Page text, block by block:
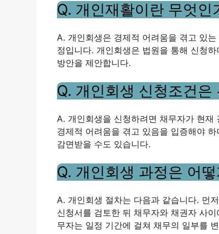
Q. 개인재활이란 무엇인
A. 개인회생은 경제적 어려움을 겪고 있
정입니다. 개인회생은 법원을 통해 신청
방안을 제안합니다.
Q. 개인회생 신청조건은
A. 개인회생을 신청하려면 채무자가 현
경제적 어려움을 겪고 있음을 입증해야
감면받을 수도 있습니다.
Q. 개인회생 과정은 어
A. 개인회생 절차는 다음과 같습니다. 먼
신청서를 검토한 뒤 채무자와 채권자 사
무자는 일정 기간에 걸쳐 채무의 일부를